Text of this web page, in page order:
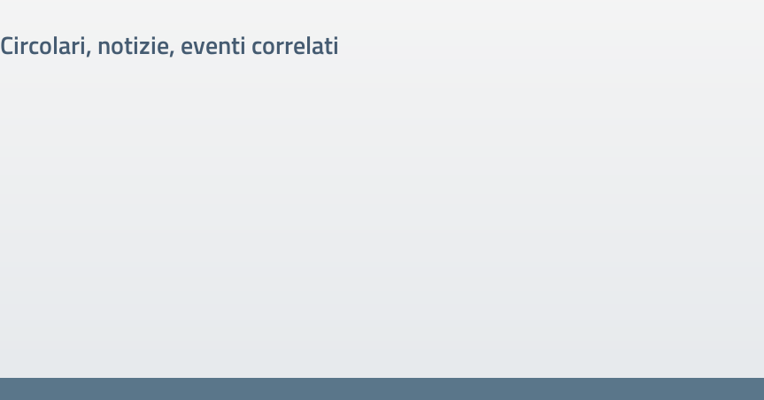
Circolari, notizie, eventi correlati